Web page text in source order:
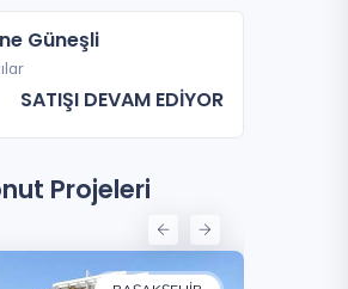
Güneşli
SATIŞI DEVAM EDİYOR
Projeleri